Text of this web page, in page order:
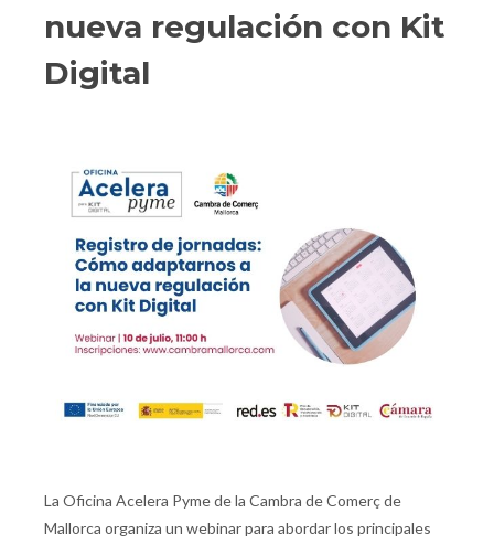
nueva regulación con Kit
Digital
La Oficina Acelera Pyme de la Cambra de Comerç de
Mallorca organiza un webinar para abordar los principales